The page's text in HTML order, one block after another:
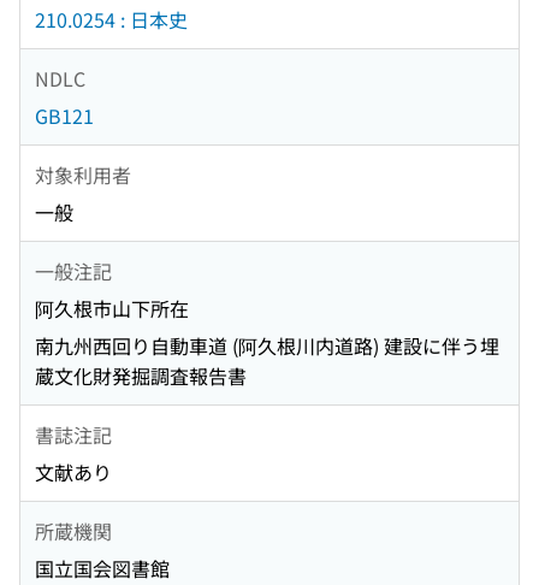
210.0254 : 日本史
NDLC
GB121
対象利用者
一般
一般注記
阿久根市山下所在
南九州西回り自動車道 (阿久根川内道路) 建設に伴う埋
蔵文化財発掘調査報告書
書誌注記
文献あり
所蔵機関
国立国会図書館